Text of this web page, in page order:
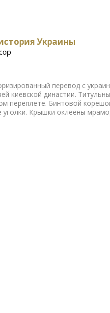
Украины
перевод с
киевской династии.
переплете. Бинтовой
Крышки оклеены